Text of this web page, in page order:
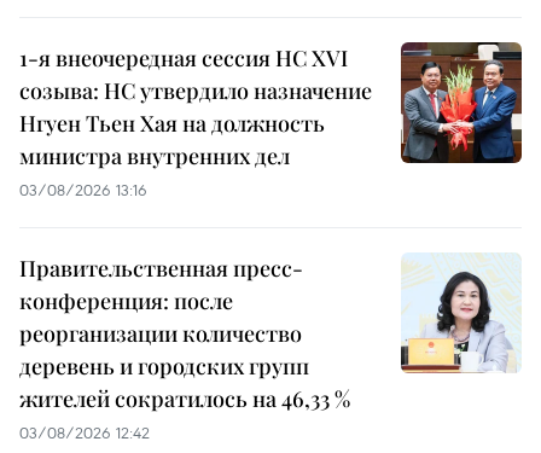
1-я внеочередная сессия НС XVI
созыва: НС утвердило назначение
Нгуен Тьен Хая на должность
министра внутренних дел
03/08/2026 13:16
Правительственная пресс-
конференция: после
реорганизации количество
деревень и городских групп
жителей сократилось на 46,33 %
03/08/2026 12:42